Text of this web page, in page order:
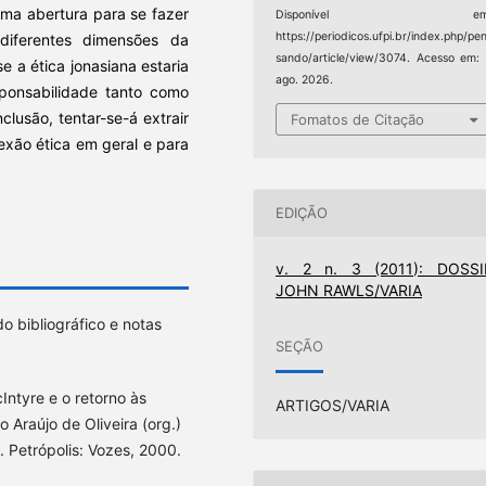
abertura para se fazer
dimensões da
a ética jonasiana estaria
tanto como
tentar-se-á extrair
ética em geral e para
bibliográfico e notas
e o retorno às
Araújo de Oliveira (org.)
Petrópolis: Vozes, 2000.
Disponível
https://periodicos.ufpi.br/index.php/pen
sando/article/view/3074. Acesso em:
ago. 2026.
Fomatos de Citação
EDIÇÃO
v. 2 n. 3 (2011):
JOHN RAWLS/VARIA
SEÇÃO
ARTIGOS/VARIA